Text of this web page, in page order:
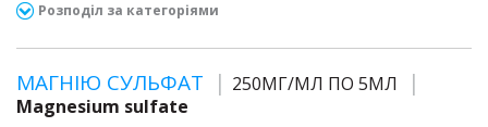
Розподіл за категоріями
МАГНІЮ СУЛЬФАТ
250МГ/МЛ ПО 5МЛ
Magnesium sulfate